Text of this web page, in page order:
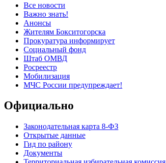
Все новости
Важно знать!
Анонсы
Жителям Бокситогорска
Прокуратура информирует
Социальный фонд
Штаб ОМВД
Росреестр
Мобилизация
МЧС России предупреждает!
Официально
Законодательная карта 8-ФЗ
Открытые данные
Гид по району
Документы